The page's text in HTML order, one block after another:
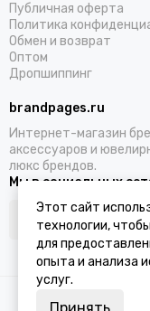
Публичная оферта
Политика
Обмен и возврат
Оптом
Дропшиппинг
brandpages.ru
Интернет-магазин
аксессуаров и
люкс брендов.
Мы в социальных
Этот сайт
технологии,
для
опыта и анализа
услуг.